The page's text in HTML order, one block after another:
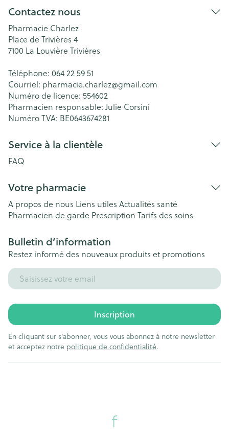
Contactez nous
Pharmacie Charlez
Place de Trivières 4
7100 La Louvière Trivières
Téléphone: 064 22 59 51
Courriel: pharmacie.charlez@gmail.com
Numéro de licence: 554602
Pharmacien responsable: Julie Corsini
Numéro TVA: BE0643674281
Service à la clientèle
FAQ
Votre pharmacie
A propos de nous Liens utiles Actualités santé
Pharmacien de garde Prescription Tarifs des soins
Bulletin d’information
Restez informé des nouveaux produits et promotions
Adresse mail
Inscription
En cliquant sur s'abonner, vous vous abonnez à notre newsletter
et acceptez notre politique de confidentialité.